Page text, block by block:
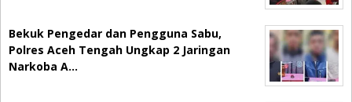
Bekuk Pengedar dan Pengguna Sabu,
Polres Aceh Tengah Ungkap 2 Jaringan
Narkoba A…